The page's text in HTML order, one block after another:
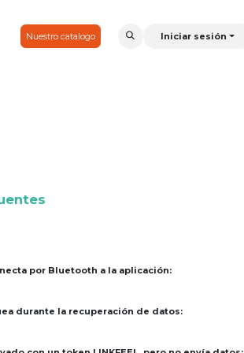
Nuestro catalogo Iniciar sesión
por Bluetooth a la aplicación:
durante la recuperación de datos: